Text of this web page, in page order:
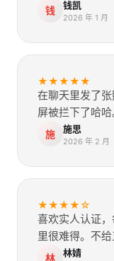
钱 钱凯
2026 年 1 月
★★★★★
在聊天里发了
屏被拦下了哈哈
施 施思
2026 年 2 月
★★★★☆
喜欢实人认证
里很难得。不
林 林婧